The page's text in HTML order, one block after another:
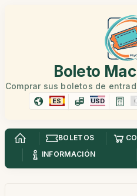
Boleto
Comprar sus boletos de
ES USD
BOLETOS
INFORMACIÓN